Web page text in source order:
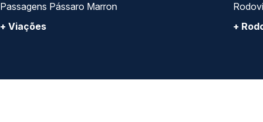
Passagens Pássaro Marron
+ Viações
+